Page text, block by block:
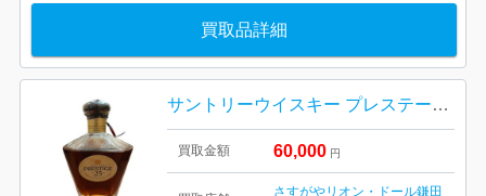
買取品詳細
サントリーウイスキー プレステージ 25年
買取金額 60,000 円
さすがやリオン・ドール鎌田